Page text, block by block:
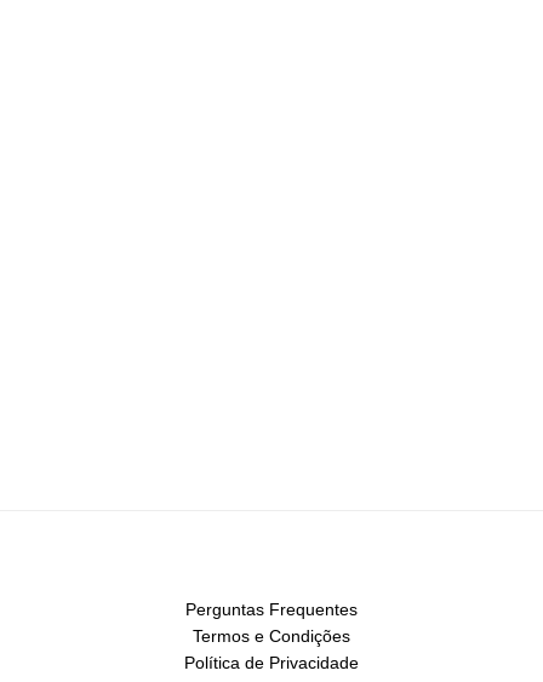
Perguntas Frequentes
Termos e Condições
Política de Privacidade